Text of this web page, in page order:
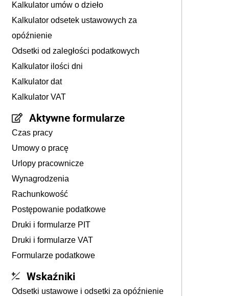
Kalkulator umów o dzieło
Kalkulator odsetek ustawowych za
opóźnienie
Odsetki od zaległości podatkowych
Kalkulator ilości dni
Kalkulator dat
Kalkulator VAT
Aktywne formularze
Czas pracy
Umowy o pracę
Urlopy pracownicze
Wynagrodzenia
Rachunkowość
Postępowanie podatkowe
Druki i formularze PIT
Druki i formularze VAT
Formularze podatkowe
Wskaźniki
Odsetki ustawowe i odsetki za opóźnienie